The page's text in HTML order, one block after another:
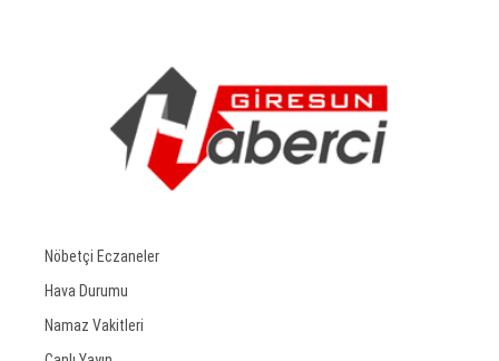
Nöbetçi Eczaneler
Hava Durumu
Namaz Vakitleri